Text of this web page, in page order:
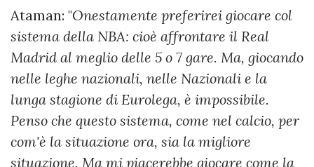
Ataman: "Onestamente preferirei giocare col
sistema della NBA: cioè affrontare il Real
Madrid al meglio delle 5 o 7 gare. Ma, giocando
nelle leghe nazionali, nelle Nazionali e la
lunga stagione di Eurolega, è impossibile.
Penso che questo sistema, come nel calcio, per
com'è la situazione ora, sia la migliore
situazione. Ma mi piacerebbe giocare come la